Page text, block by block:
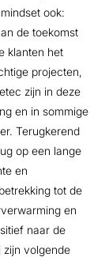
ook:
de toekomst
klanten het
projecten,
zijn in deze
en in sommige
Terugkerend
op een lange
en
tot de
en
naar de
zijn volgende